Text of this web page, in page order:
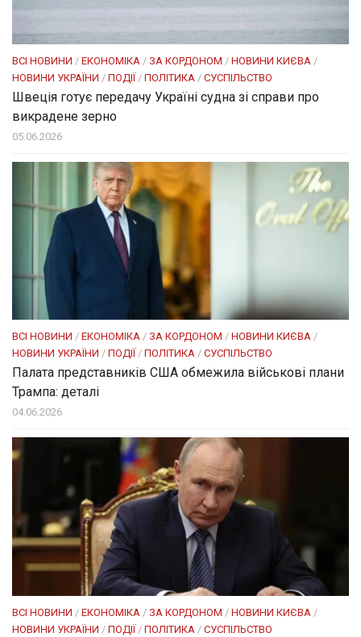
ВСІ НОВИНИ / ЕКОНОМІКА / ЗА КОРДОНОМ / НОВИНИ КИЄВА /
НОВИНИ УКРАЇНИ / ПОДІЇ/ ПОЛІТИКА / СУСПІЛЬСТВО
Швеція готує передачу Україні судна зі справи про
викрадене зерно
05.06.2026
ВСІ НОВИНИ / ЕКОНОМІКА / ЗА КОРДОНОМ / НОВИНИ КИЄВА /
НОВИНИ УКРАЇНИ / ПОДІЇ / ПОЛІТИКА / СУСПІЛЬСТВО
Палата представників США обмежила військові плани
Трампа: деталі
04.06.2026
ВСІ НОВИНИ / ЕКОНОМІКА / ЗА КОРДОНОМ / НОВИНИ КИЄВА /
НОВИНИ УКРАЇНИ / ПОДІЇ / ПОЛІТИКА / СУСПІЛЬСТВО